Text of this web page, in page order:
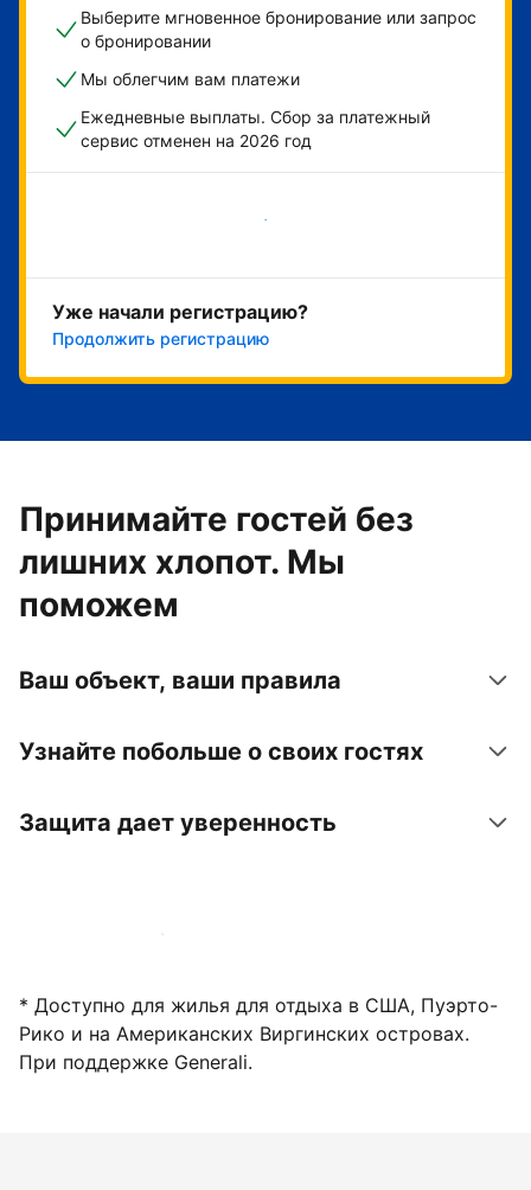
Выберите мгновенное бронирование или запрос
о бронировании
Мы облегчим вам платежи
Ежедневные выплаты. Сбор за платежный
сервис отменен на 2026 год
Начать
Уже начали регистрацию?
Продолжить регистрацию
Принимайте гостей без
лишних хлопот. Мы
поможем
Ваш объект, ваши правила
Узнайте побольше о своих гостях
Защита дает уверенность
Зарегистрировать объект
* Доступно для жилья для отдыха в США, Пуэрто-
Рико и на Американских Виргинских островах.
При поддержке Generali.